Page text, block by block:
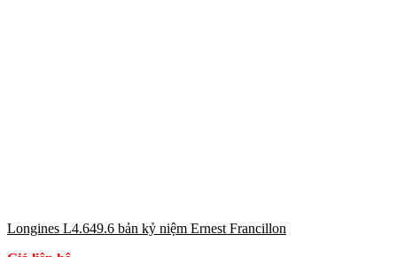
Longines L4.649.6 bản kỷ niệm Ernest Francillon